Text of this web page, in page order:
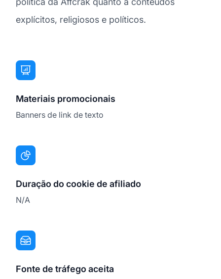
explícitos, religiosos e políticos.
Materiais promocionais
Banners de link de texto
Duração do cookie de afiliado
N/A
Fonte de tráfego aceita